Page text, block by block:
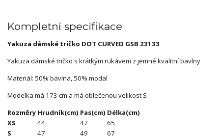
Kompletní specifikace
Yakuza dámské tričko DOT CURVED GSB 23133
Yakuza dámské tričko s krátkým rukávem z jemné kvalitní bavlny
Materiál: 50% bavlna, 50% modal
Modelka má 173 cm a má oblečenou velikost S
Rozměry Hrudník(cm) Pas(cm) Délka(cm)
XS
44 47
65
S
47 49
67